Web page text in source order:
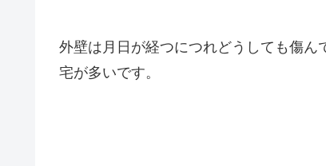
外壁は月日が経つにつれどうしても傷
宅が多いです。